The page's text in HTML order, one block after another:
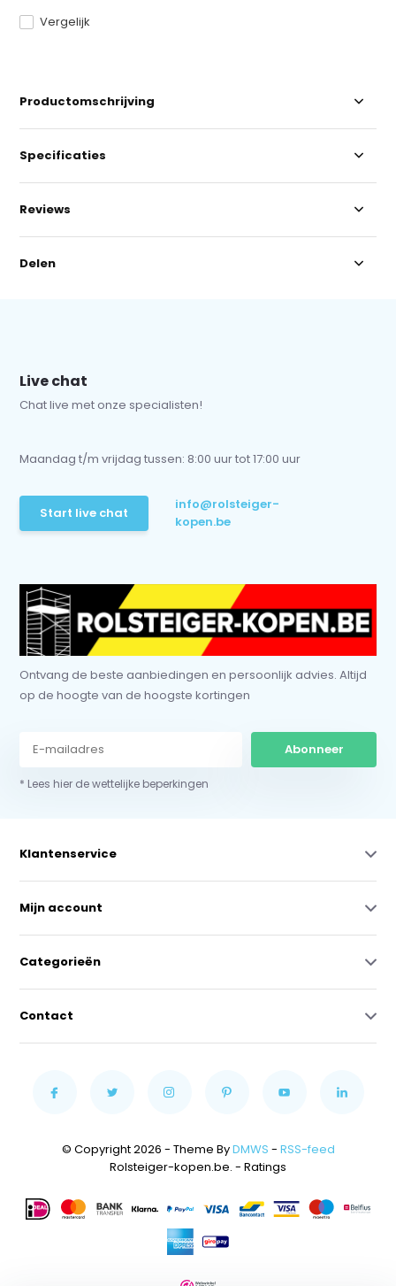
Vergelijk
Productomschrijving
Specificaties
Reviews
Delen
Live chat
Chat live met onze specialisten!
Maandag t/m vrijdag tussen: 8:00 uur tot 17:00 uur
Start live chat
info@rolsteiger-
kopen.be
Ontvang de beste aanbiedingen en persoonlijk advies. Altijd
op de hoogte van de hoogste kortingen
Abonneer
* Lees hier de wettelijke beperkingen
Klantenservice
Mijn account
Categorieën
Contact
© Copyright 2026 - Theme ByDMWS - RSS-feed
Rolsteiger-kopen.be. - Ratings